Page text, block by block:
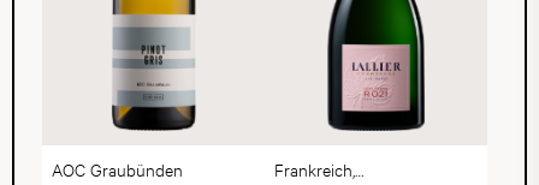
AOC Graubünden
Frankreich,